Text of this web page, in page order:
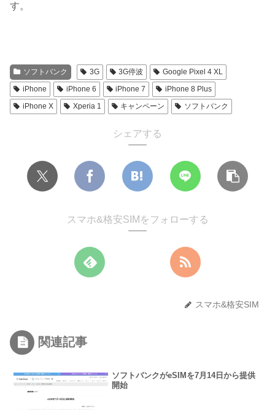
す。
ソフトバンク 3G 3G停波
Google Pixel 4 XL
iPhone
iPhone 6 iPhone 7
iPhone 8 Plus
iPhone X
Xperia 1 キャンペーン ソフトバンク
シェアする
スマホ&格安SIMをフォローする
スマホ&格安SIM
関連記事
ソフトバンクがeSIMを7月14日から提供
開始